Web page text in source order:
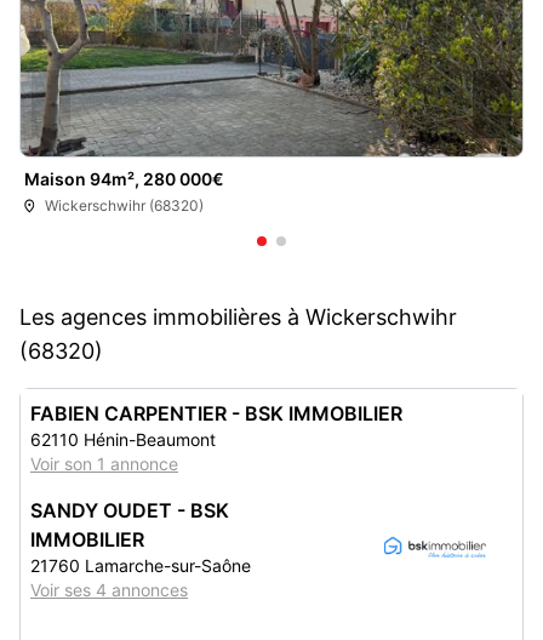
Maison 94m², 280 000€
Wickerschwihr (68320)
Les agences immobilières à Wickerschwihr
(68320)
FABIEN CARPENTIER - BSK IMMOBILIER
62110 Hénin-Beaumont
Voir son 1 annonce
SANDY OUDET - BSK
IMMOBILIER
21760 Lamarche-sur-Saône
Voir ses 4 annonces